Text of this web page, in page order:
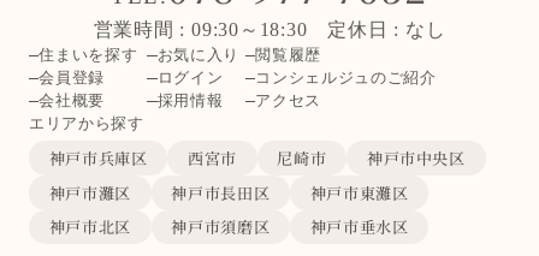
営業時間 : 09:30～18:30 定休日 : なし
住まいを探す お気に入り
閲覧履歴
会員登録
ログイン
コンシェルジュのご紹介
会社概要
採用情報
アクセス
エリアから探す
神戸市兵庫区 西宮市 尼崎市
神戸市中央区
神戸市灘区
神戸市長田区
神戸市東灘区
神戸市北区
神戸市須磨区 神戸市垂水区